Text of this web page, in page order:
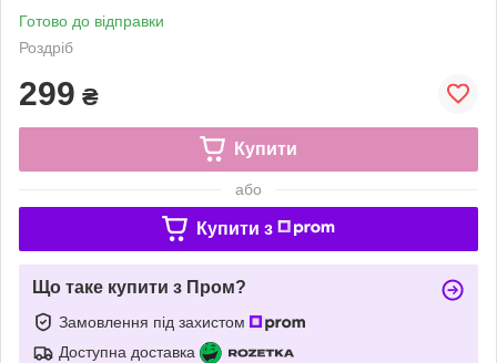
Готово до відправки
Роздріб
299 ₴
Купити
або
Купити з
Що таке купити з Пром?
Замовлення під захистом
Доступна доставка